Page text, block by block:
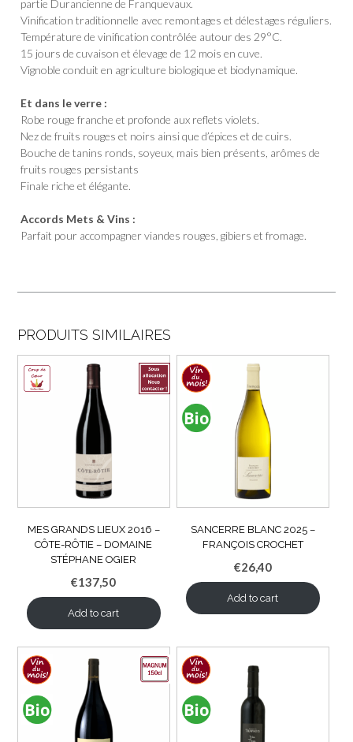
partie Durancienne de Franquevaux.
Vinification traditionnelle avec remontages et délestages réguliers.
Température de vinification contrôlée autour des 29°C.
15 jours de cuvaison et élevage de 12 mois en cuve.
Vignoble conduit en agriculture biologique et biodynamique.
Et dans le verre :
Robe rouge franche et profonde aux reflets violets.
Nez de fruits rouges et noirs ainsi que d’épices et de cuirs.
Bouche de tanins ronds, soyeux, mais bien présents, arômes de
fruits rouges persistants
Finale riche et élégante.
Accords Mets & Vins :
Parfait pour accompagner viandes rouges, gibiers et fromage.
PRODUITS SIMILAIRES
MES GRANDS LIEUX 2016 –
CÔTE-RÔTIE – DOMAINE
STÉPHANE OGIER
€137,50
Add to cart
SANCERRE BLANC 2025 –
FRANÇOIS CROCHET
€26,40
Add to cart